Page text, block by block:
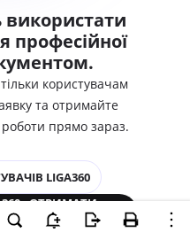
використати
професійної
користувачам
та отримайте
роботи прямо зараз.
LIGA360
- ОТРИМАТИ